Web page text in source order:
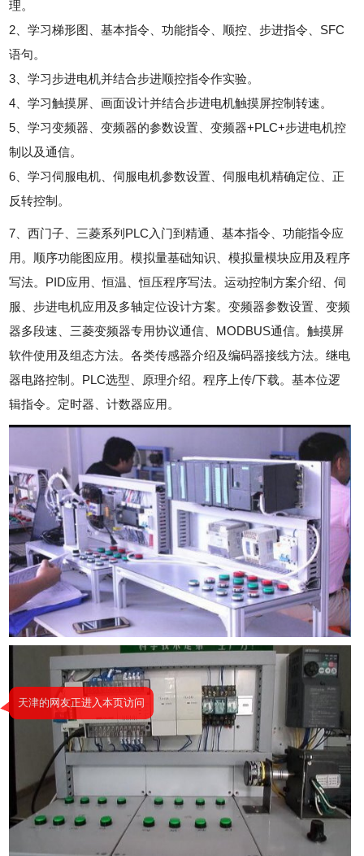
理。
2、学习梯形图、基本指令、功能指令、顺控、步进指令、SFC
语句。
3、学习步进电机并结合步进顺控指令作实验。
4、学习触摸屏、画面设计并结合步进电机触摸屏控制转速。
5、学习变频器、变频器的参数设置、变频器+PLC+步进电机控
制以及通信。
6、学习伺服电机、伺服电机参数设置、伺服电机精确定位、正
反转控制。
7、西门子、三菱系列PLC入门到精通、基本指令、功能指令应
用。顺序功能图应用。模拟量基础知识、模拟量模块应用及程序
写法。PID应用、恒温、恒压程序写法。运动控制方案介绍、伺
服、步进电机应用及多轴定位设计方案。变频器参数设置、变频
器多段速、三菱变频器专用协议通信、MODBUS通信。触摸屏
软件使用及组态方法。各类传感器介绍及编码器接线方法。继电
器电路控制。PLC选型、原理介绍。程序上传/下载。基本位逻
辑指令。定时器、计数器应用。